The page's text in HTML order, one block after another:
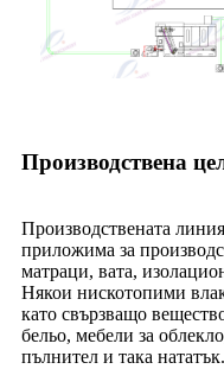
Производствена
Производствената
приложима за
матраци, вата,
Някои нискотопими
като свързващо
бельо, мебели за
пълнител и така нататък.